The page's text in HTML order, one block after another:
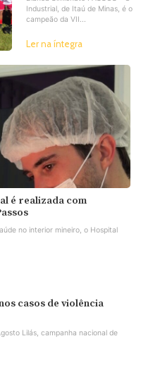
Industrial, de Itaú de Minas, é o
campeão da VII...
Ler na íntegra
é realizada com
no interior mineiro, o Hospital
casos de violência
Lilás, campanha nacional de